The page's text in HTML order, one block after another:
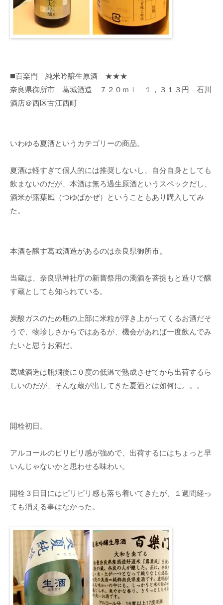
◼️百楽門 純米吟醸生原酒 ★★★
奈良県御所市 葛城酒造 ７２０ｍｌ １，３１３円 石川
酒店＠西区古江西町
いわゆる夏酒というカテゴリーの商品。
夏酒は軽すぎて個人的には推奨しないし、自分自身としても
飲まないのだが、本酒は無ろ過生原酒というスペックだし、
酒米が露葉風（つゆばかぜ）ということもあり購入してみ
た。
本酒を醸す葛城酒造があるのは奈良県御所市。
当蔵は、奈良県神社庁の新嘗祭用の濁酒を菩提もと造りで醸
す蔵としても知られている。
炭酸ガスのため瓶の上部に米粒が浮き上がってくるお酒だそ
うで、物珍しさからではあるが、機会があれば一度飲んでみ
たいと思うお酒だ。
葛城酒造は瓶燗後に０度の低温で熟成させてから出荷するら
しいのだが、そんな蔵が出してきた夏酒とは如何に。。。
開栓初日。
アルコールのピリピリ感が強めで、出荷するにはちょっと早
いんじゃないかと思わせる味わい。
開栓３日目にはピリピリ感も落ち着いてきたが、１週間経っ
ても消える事はなかった。